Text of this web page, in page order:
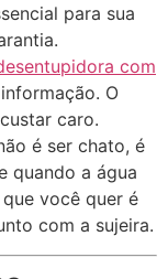
para sua
com
O
caro.
é ser chato, é
quando a água
você quer é
com a sujeira.